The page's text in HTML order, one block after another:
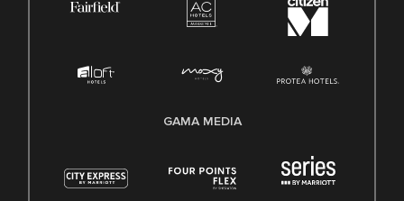
GAMA MEDIA